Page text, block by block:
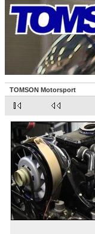
TOMSON Motorsport